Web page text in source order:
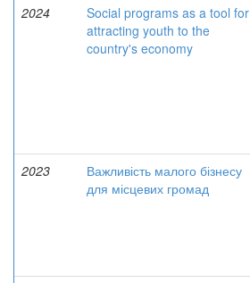
2024
Social programs as a tool for
attracting youth to the
country's economy
2023
Важливість малого бізнесу
для місцевих громад